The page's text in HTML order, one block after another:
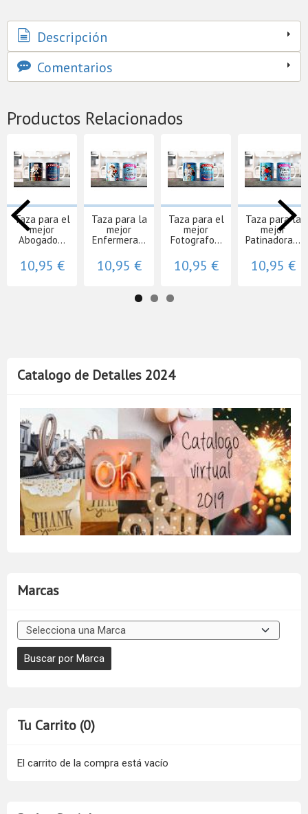
Catalogo de Detalles 2024
Marcas
Tu Carrito (0)
El carrito de la compra está vacío
Descripción
Comentarios
Productos Relacionados
Taza para el
mejor
Abogado...
10,95 €
Taza para la
mejor
Enfermera...
10,95 €
Taza para el
mejor
Fotografo...
10,95 €
Taza para la
mejor
Patinadora...
10,95 €